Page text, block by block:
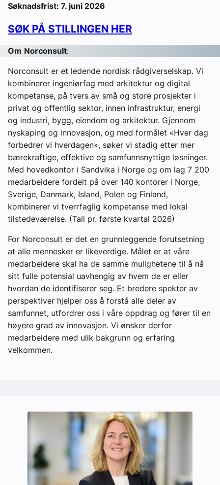
Søknadsfrist: 7. juni 2026
SØK PÅ STILLINGEN HER
Om Norconsult:
Norconsult er et ledende nordisk rådgiverselskap. Vi
kombinerer ingeniørfag med arkitektur og digital
kompetanse, på tvers av små og store prosjekter i
privat og offentlig sektor, innen infrastruktur, energi
og industri, bygg, eiendom og arkitektur. Gjennom
nyskaping og innovasjon, og med formålet «Hver dag
forbedrer vi hverdagen», søker vi stadig etter mer
bærekraftige, effektive og samfunnsnyttige løsninger.
Med hovedkontor i Sandvika i Norge og om lag 7 200
medarbeidere fordelt på over 140 kontorer i Norge,
Sverige, Danmark, Island, Polen og Finland,
kombinerer vi tverrfaglig kompetanse med lokal
tilstedeværelse. (Tall pr. første kvartal 2026)
For Norconsult er det en grunnleggende forutsetning
at alle mennesker er likeverdige. Målet er at våre
medarbeidere skal ha de samme mulighetene til å nå
sitt fulle potensial uavhengig av hvem de er eller
hvordan de identifiserer seg. Et bredere spekter av
perspektiver hjelper oss å forstå alle deler av
samfunnet, utfordrer oss i våre oppdrag og fører til en
høyere grad av innovasjon. Vi ønsker derfor
medarbeidere med ulik bakgrunn og erfaring
velkommen.